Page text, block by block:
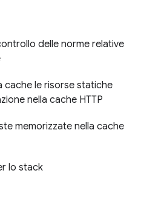
delle norme relative
cache le risorse statiche
nella cache HTTP
memorizzate nella cache
lo stack